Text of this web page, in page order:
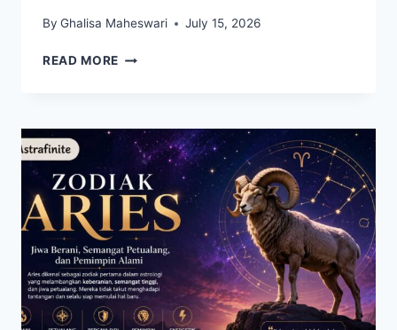
By Ghalisa Maheswari July 15, 2026
READ MORE RAMALAN
INI,
PREDIKSI
CINTA
DAN
KARIER
YANG
PERLU
DIKETAHUI